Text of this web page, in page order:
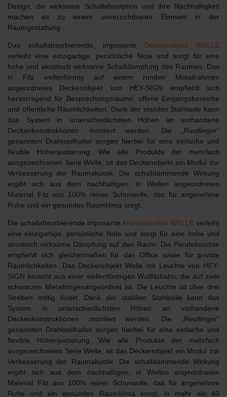
Design, die wirksame Schallabsorption und ihre Nachhaltigkeit
machen es zu einem unverzichtbaren Element in der
Raumgestaltung.
Das schallabsorbierende, imposante Deckenobjekt WELLE
verleiht eine einzigartige, persönliche Note und sorgt für eine
hohe und akustisch wirksame Schalldämpfung des Raumes. Das
in Filz wellenförmig auf einem runden Metallrahmen
angeordnetes Deckenobjekt von HEY-SIGN empfiehlt sich
hervorragend für Besprechungsräume, offene Eingangsbereiche
und öffentliche Räumlichkeiten. Dank der stabilen Stahlseile kann
das System in unterschiedlichsten Höhen an vorhandene
Deckenkonstruktionen montiert werden. Die „Reutlinger“
genannten Drahtseilhalter sorgen hierbei für eine einfache und
flexible Höhenjustierung. Wie alle Produkte der mehrfach
ausgezeichneten Serie Welle, ist das Deckenobjekt ein Modul zur
Verbesserung der Raumakustik. Die schalldämmende Wirkung
ergibt sich aus dem nachhaltigen, in Wellen angeordneten
Material Filz aus 100% reiner Schurwolle, das für angenehme
Ruhe und ein gesundes Raumklima sorgt.
Die schallabsorbierende imposante Akustikleuchte WELLE verleiht
eine einzigartige, persönliche Note und sorgt für eine hohe und
akustisch wirksame Dämpfung auf den Raum. Die Pendelleuchte
empfiehlt sich gleichermaßen für das Office sowie für private
Räumlichkeiten. Das Deckenobjekt Welle mit Leuchte von HEY-
SIGN besteht aus einer wellenförmigen Wollfilzbahn, die auf zwei
schwarzen Metallringenangeordnet ist. Die Leuchte ist über drei
Streben mittig fixiert. Dank der stabilen Stahlseile kann das
System in unterschiedlichsten Höhen an vorhandene
Deckenkonstruktionen montiert werden. Die „Reutlinger“
genannten Drahtseilhalter sorgen hierbei für eine einfache und
flexible Höhenjustierung. Wie alle Produkte der mehrfach
ausgezeichneten Serie Welle, ist das Deckenobjekt ein Modul zur
Verbesserung der Raumakustik. Die schalldämmende Wirkung
ergibt sich aus dem nachhaltigen, in Wellen angeordneten
Material Filz aus 100% reiner Schurwolle, das für angenehme
Ruhe und ein gesundes Raumklima sorgt, in mehr als 40